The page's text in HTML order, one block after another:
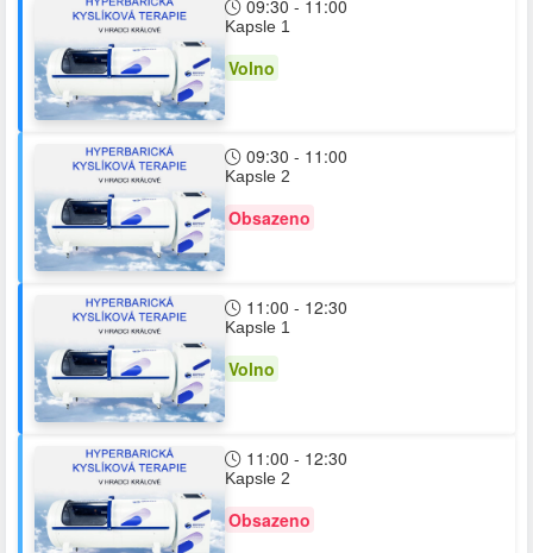
09:30 - 11:00
Kapsle 1
Volno
09:30 - 11:00
Kapsle 2
Obsazeno
11:00 - 12:30
Kapsle 1
Volno
11:00 - 12:30
Kapsle 2
Obsazeno